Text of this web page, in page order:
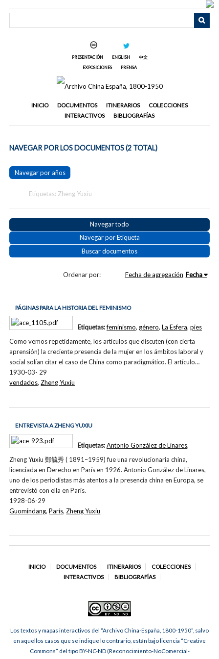
PRESENTACIÓN ENGLISH
中文
EXPOSICIONES
PRENSA
INICIO DOCUMENTOS ITINERARIOS
COLECCIONES
INTERACTIVOS
BIBLIOGRAFÍAS
NAVEGAR POR LOS DOCUMENTOS (2 TOTAL)
Navegar por años
Etiquetas: Zheng Yuxiu
Navegar todo
Navegar por Etiqueta
Buscar documentos
Ordenar por: Fecha de agregación Fecha
PÁGINAS PARA LA HISTORIA DEL FEMINISMO
Como vemos repetidamente, los artículos que discuten (con cierta
aprensión) la creciente presencia de la mujer en los ámbitos laboral y
social solían citar el caso de China como paradigmático. El artículo…
1930-03- 29
Etiquetas:feminismo, género, La Esfera, pies
vendados,Zheng Yuxiu
ENTREVISTA A ZHENG YUXIU
Zheng Yuxiu 鄭毓秀 ( 1891–1959) fue una revolucionaria china,
licenciada en Derecho en París en 1926. Antonio González de Linares,
uno de los periodistas más atentos a la presencia china en Europa, se
entrevistó con ella en París.
1928-06-29
Etiquetas:Antonio González de Linares,
Guomindang,París, Zheng Yuxiu
INICIO DOCUMENTOS ITINERARIOS
COLECCIONES
INTERACTIVOS
BIBLIOGRAFÍAS
Los textos y mapas interactivos del “Archivo China-España, 1800-1950”, salvo
en aquellos casos que se indique lo contrario, están bajo licencia “Creative
Commons” del tipo BY-NC-ND (Reconocimiento-NoComercial-